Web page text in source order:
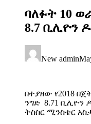
ባለፉት 10
8.7 ቢሊዮን
New admin
በተያዘው የ2018
ንግድ 8.71 ቢሊዮን
ትስስር ሚንስቴር